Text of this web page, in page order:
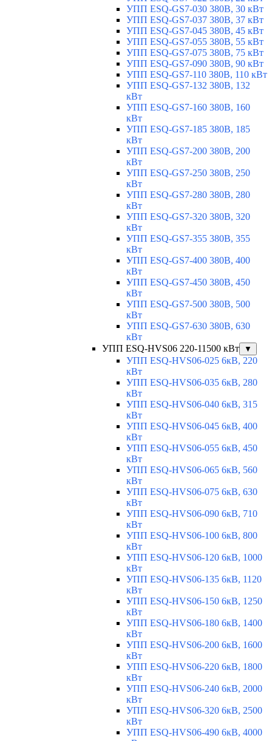
УПП ESQ-GS7-030 380В, 30 кВт
УПП ESQ-GS7-037 380В, 37 кВт
УПП ESQ-GS7-045 380В, 45 кВт
УПП ESQ-GS7-055 380В, 55 кВт
УПП ESQ-GS7-075 380В, 75 кВт
УПП ESQ-GS7-090 380В, 90 кВт
УПП ESQ-GS7-110 380В, 110 кВт
УПП ESQ-GS7-132 380В, 132
кВт
УПП ESQ-GS7-160 380В, 160
кВт
УПП ESQ-GS7-185 380В, 185
кВт
УПП ESQ-GS7-200 380В, 200
кВт
УПП ESQ-GS7-250 380В, 250
кВт
УПП ESQ-GS7-280 380В, 280
кВт
УПП ESQ-GS7-320 380В, 320
кВт
УПП ESQ-GS7-355 380В, 355
кВт
УПП ESQ-GS7-400 380В, 400
кВт
УПП ESQ-GS7-450 380В, 450
кВт
УПП ESQ-GS7-500 380В, 500
кВт
УПП ESQ-GS7-630 380В, 630
кВт
УПП ESQ-HVS06 220-11500 кВт
▼
УПП ESQ-HVS06-025 6кВ, 220
кВт
УПП ESQ-HVS06-035 6кВ, 280
кВт
УПП ESQ-HVS06-040 6кВ, 315
кВт
УПП ESQ-HVS06-045 6кВ, 400
кВт
УПП ESQ-HVS06-055 6кВ, 450
кВт
УПП ESQ-HVS06-065 6кВ, 560
кВт
УПП ESQ-HVS06-075 6кВ, 630
кВт
УПП ESQ-HVS06-090 6кВ, 710
кВт
УПП ESQ-HVS06-100 6кВ, 800
кВт
УПП ESQ-HVS06-120 6кВ, 1000
кВт
УПП ESQ-HVS06-135 6кВ, 1120
кВт
УПП ESQ-HVS06-150 6кВ, 1250
кВт
УПП ESQ-HVS06-180 6кВ, 1400
кВт
УПП ESQ-HVS06-200 6кВ, 1600
кВт
УПП ESQ-HVS06-220 6кВ, 1800
кВт
УПП ESQ-HVS06-240 6кВ, 2000
кВт
УПП ESQ-HVS06-320 6кВ, 2500
кВт
УПП ESQ-HVS06-490 6кВ, 4000